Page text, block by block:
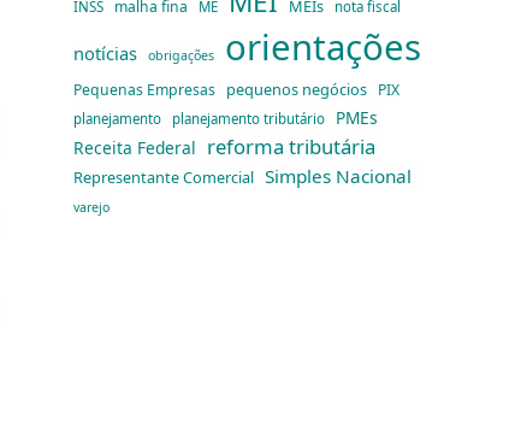
INSS malha fina ME MEIs nota fiscal
notícias obrigações orientações
Pequenas Empresas pequenos negócios PIX
planejamento planejamento tributário
PMEs
Receita Federal reforma tributária
Representante Comercial Simples Nacional
varejo